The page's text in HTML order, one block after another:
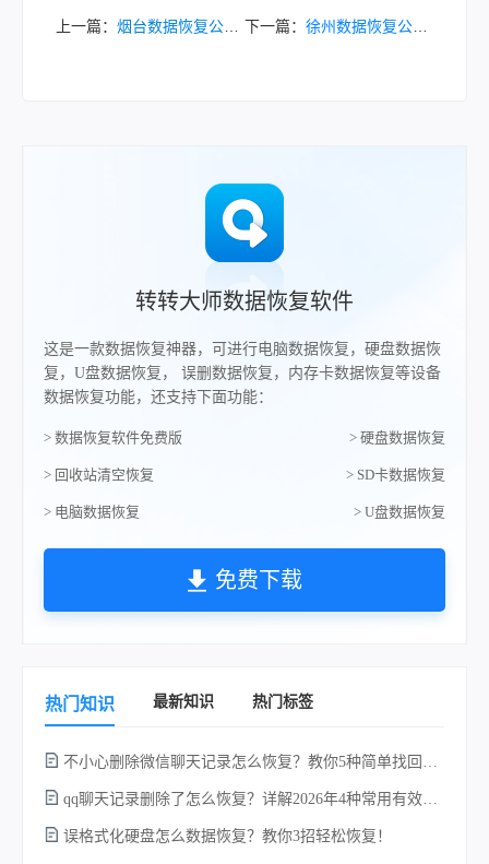
上一篇： 烟台数据恢复公司有哪些？精选三家本地专业机构！ 下一篇： 徐州数据恢复公司有哪些？本地五家专业服务商盘点！
转转大师数据恢复软件
这是一款数据恢复神器，可进行电脑数据恢复，硬盘数据恢
复，U盘数据恢复， 误删数据恢复，内存卡数据恢复等设备
数据恢复功能，还支持下面功能：
> 数据恢复软件免费版 > 硬盘数据恢复
> 回收站清空恢复 > SD卡数据恢复
> 电脑数据恢复 > U盘数据恢复
免费下载
热门知识 最新知识 热门标签
不小心删除微信聊天记录怎么恢复？教你5种简单找回的方法！
qq聊天记录删除了怎么恢复？详解2026年4种常用有效的方法（支持.db数据库提取）
误格式化硬盘怎么数据恢复？教你3招轻松恢复！